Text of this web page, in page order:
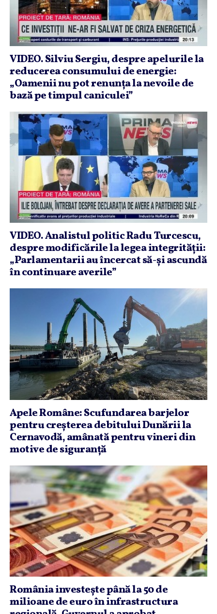
VIDEO. Silviu Sergiu, despre apelurile la
reducerea consumului de energie:
„Oamenii nu pot renunţa la nevoile de
bază pe timpul caniculei”
VIDEO. Analistul politic Radu Turcescu,
despre modificările la legea integrităţii:
„Parlamentarii au încercat să-şi ascundă
în continuare averile”
Apele Române: Scufundarea barjelor
pentru creşterea debitului Dunării la
Cernavodă, amânată pentru vineri din
motive de siguranţă
România investeşte până la 50 de
milioane de euro în infrastructura